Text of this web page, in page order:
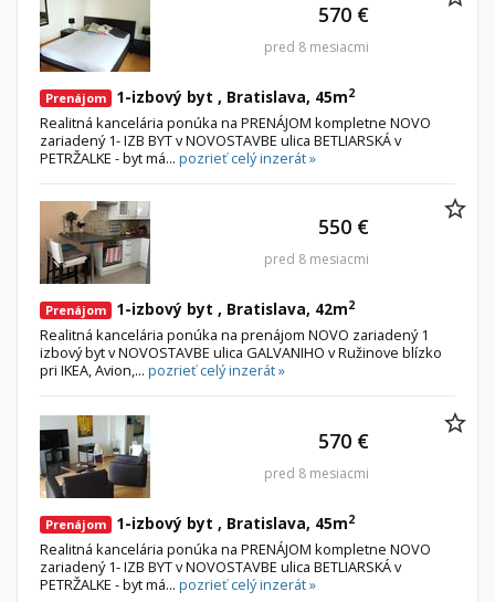
Prenájom 1-izbový byt , Bratislava, 45m2
Realitná kancelária ponúka na PRENÁJOM kompletne NOVO
zariadený 1- IZB BYT v NOVOSTAVBE ulica BETLIARSKÁ v
PETRŽALKE - byt má... pozrieť celý inzerát »
570 €
pred 8 mesiacmi
Prenájom 1-izbový byt , Bratislava, 42m2
Realitná kancelária ponúka na prenájom NOVO zariadený 1
izbový byt v NOVOSTAVBE ulica GALVANIHO v Ružinove blízko
pri IKEA, Avion,... pozrieť celý inzerát »
550 €
pred 8 mesiacmi
Prenájom 1-izbový byt , Bratislava, 45m2
Realitná kancelária ponúka na PRENÁJOM kompletne NOVO
zariadený 1- IZB BYT v NOVOSTAVBE ulica BETLIARSKÁ v
PETRŽALKE - byt má... pozrieť celý inzerát »
570 €
pred 8 mesiacmi